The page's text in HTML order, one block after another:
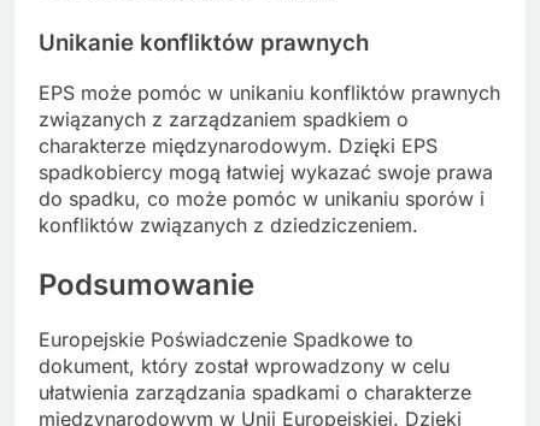
Unikanie konfliktów prawnych
EPS może pomóc w unikaniu konfliktów prawnych
związanych z zarządzaniem spadkiem o
charakterze międzynarodowym. Dzięki EPS
spadkobiercy mogą łatwiej wykazać swoje prawa
do spadku, co może pomóc w unikaniu sporów i
konfliktów związanych z dziedziczeniem.
Podsumowanie
Europejskie Poświadczenie Spadkowe to
dokument, który został wprowadzony w celu
ułatwienia zarządzania spadkami o charakterze
międzynarodowym w Unii Europejskiej. Dzięki